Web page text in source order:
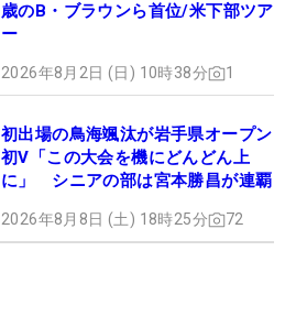
歳のB・ブラウンら首位/米下部ツア
ー
2026年8月2日 (日) 10時38分 1
初出場の鳥海颯汰が岩手県オープン
初V「この大会を機にどんどん上
に」 シニアの部は宮本勝昌が連覇
2026年8月8日 (土) 18時25分 72